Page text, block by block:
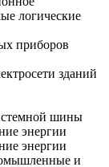
логические
приборов
зданий
шины
энергии
энергии
и